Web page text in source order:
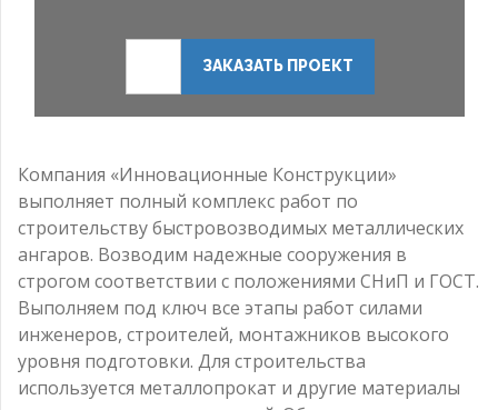
ЗАКАЗАТЬ ПРОЕКТ
Компания «Инновационные Конструкции»
выполняет полный комплекс работ по
строительству быстровозводимых металлических
ангаров. Возводим надежные сооружения в
строгом соответствии с положениями СНиП и ГОСТ.
Выполняем под ключ все этапы работ силами
инженеров, строителей, монтажников высокого
уровня подготовки. Для строительства
используется металлопрокат и другие материалы